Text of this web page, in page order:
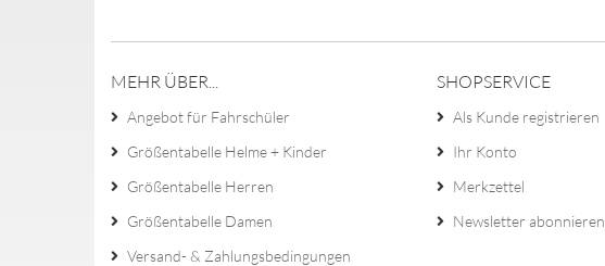
MEHR ÜBER...
Angebot für Fahrschüler
Größentabelle Helme + Kinder
Größentabelle Herren
Größentabelle Damen
Versand- & Zahlungsbedingungen
SHOPSERVICE
Als Kunde registrieren
Ihr Konto
Merkzettel
Newsletter abonnieren